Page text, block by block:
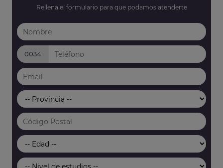
Rellena el formulario para que podamos atenderte
0034